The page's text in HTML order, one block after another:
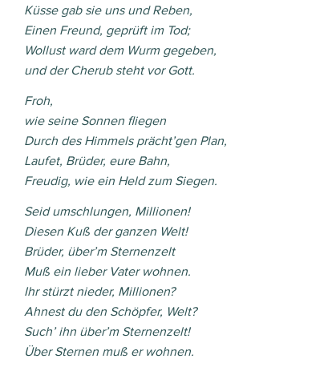
Küsse gab sie uns und Reben,
Einen Freund, geprüft im Tod;
Wollust ward dem Wurm gegeben,
und der Cherub steht vor Gott.
Froh,
wie seine Sonnen fliegen
Durch des Himmels prächt’gen Plan,
Laufet, Brüder, eure Bahn,
Freudig, wie ein Held zum Siegen.
Seid umschlungen, Millionen!
Diesen Kuß der ganzen Welt!
Brüder, über’m Sternenzelt
Muß ein lieber Vater wohnen.
Ihr stürzt nieder, Millionen?
Ahnest du den Schöpfer, Welt?
Such’ ihn über’m Sternenzelt!
Über Sternen muß er wohnen.